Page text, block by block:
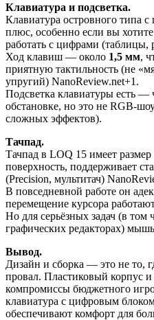
Клавиатура и подсветка.
Клавиатура островного
плюс, особенно если вы
работать с цифрами (таблицы,
Ход клавиш — около 1,5 мм,
приятную тактильность (не
упругий) NanoReview.net+1.
Подсветка клавиатуры есть —
обстановке, но это не RGB-
сложных эффектов).
Тачпад.
Тачпад в LOQ 15 имеет
поверхность, поддерживает
(Precision, мультитач)
В повседневной работе он
перемещение курсора
Но для серьёзных задач (в том
графических редакторах)
Вывод.
Дизайн и сборка — это не то,
провал. Пластиковый корпус
компромиссы бюджетного
клавиатура с цифровым
обеспечивают комфорт для